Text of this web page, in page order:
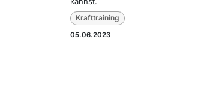
Krafttraining
05.06.2023